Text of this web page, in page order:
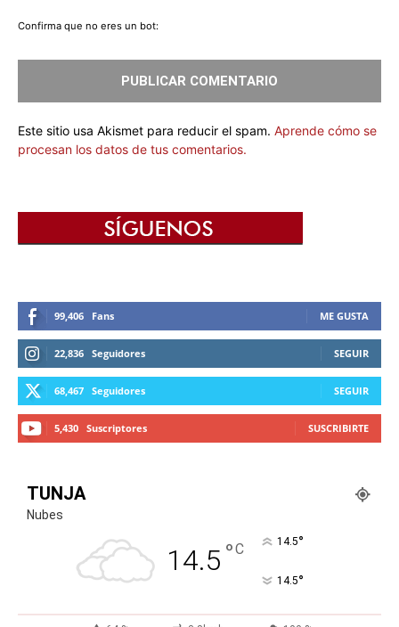
Confirma que no eres un bot:
Este sitio usa Akismet para reducir el spam. Aprende cómo se
procesan los datos de tus comentarios.
99,406 Fans ME GUSTA
22,836 Seguidores SEGUIR
68,467 Seguidores SEGUIR
5,430 Suscriptores SUSCRIBIRTE
TUNJA
Nubes
14.5 °C 14.5°
14.5°